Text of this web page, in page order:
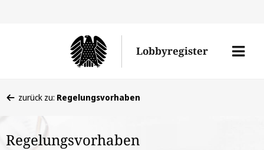
Lobbyregister
Menü
befinden
hier:
zurück zu: Regelungsvorhaben
Regelungsvorhaben